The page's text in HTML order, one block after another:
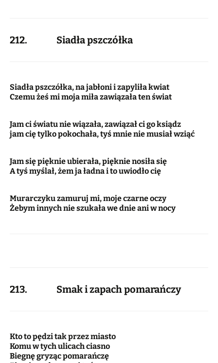
212. Siadła pszczółka
Siadła pszczółka, na jabłoni i zapyliła kwiat
Czemu żeś mi moja miła zawiązała ten świat
Jam ci światu nie wiązała, zawiązał ci go ksiądz
jam cię tylko pokochała, tyś mnie nie musiał wziąć
Jam się pięknie ubierała, pięknie nosiła się
A tyś myślał, żem ja ładna i to uwiodło cię
Murarczyku zamuruj mi, moje czarne oczy
Żebym innych nie szukała we dnie ani w nocy
213. Smak i zapach pomarańczy
Kto to pędzi tak przez miasto
Komu w tych ulicach ciasno
Biegnę gryząc pomarańczę